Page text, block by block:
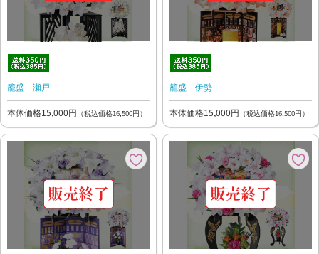
籠盛 瀬戸
本体価格15,000円 （税込価格16,500円）
籠盛 伊勢
本体価格15,000円 （税込価格16,500円）